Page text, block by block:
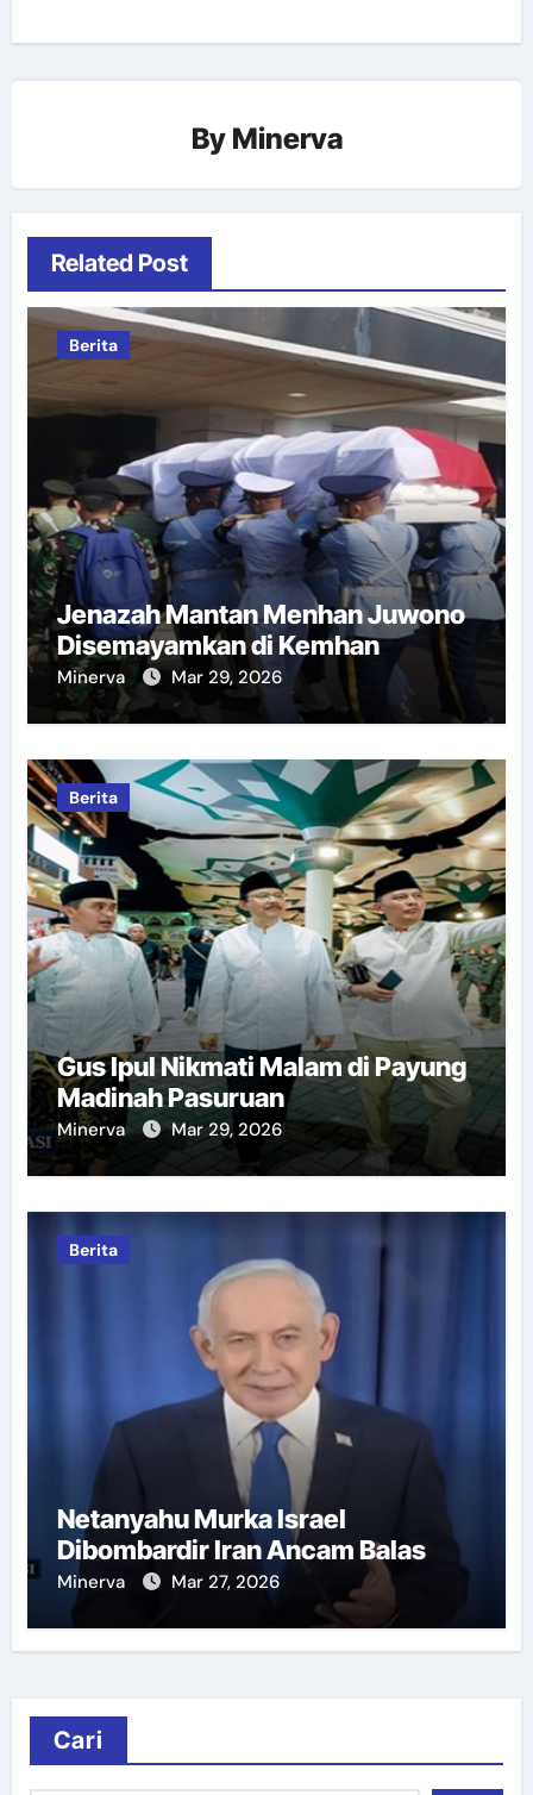
By Minerva
Related Post
Berita
Jenazah Mantan Menhan Juwono
Disemayamkan di Kemhan
Minerva Mar 29, 2026
Berita
Gus Ipul Nikmati Malam di Payung
Madinah Pasuruan
Minerva Mar 29, 2026
Berita
Netanyahu Murka Israel
Dibombardir Iran Ancam Balas
Minerva Mar 27, 2026
Cari